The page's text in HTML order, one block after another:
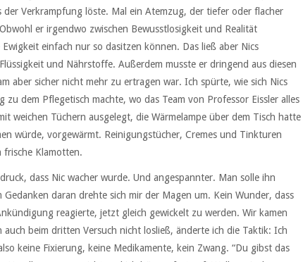
der Verkrampfung löste. Mal ein Atemzug, der tiefer oder flacher
er irgendwo zwischen Bewusstlosigkeit und Realität
einfach nur so dasitzen können. Das ließ aber Nics
und Nährstoffe. Außerdem musste er dringend aus diesen
aber sicher nicht mehr zu ertragen war. Ich spürte, wie sich Nics
dem Pflegetisch machte, wo das Team von Professor Eissler alles
weichen Tüchern ausgelegt, die Wärmelampe über dem Tisch hatte
würde, vorgewärmt. Reinigungstücher, Cremes und Tinkturen
frische Klamotten.
dass Nic wacher wurde. Und angespannter. Man solle ihn
daran drehte sich mir der Magen um. Kein Wunder, dass
reagierte, jetzt gleich gewickelt zu werden. Wir kamen
beim dritten Versuch nicht losließ, änderte ich die Taktik: Ich
keine Fixierung, keine Medikamente, kein Zwang. “Du gibst das